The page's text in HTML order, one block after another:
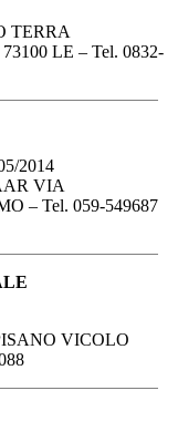
TERRA
LE – Tel. 0832-
2014
VIA
– Tel. 059-549687
VICOLO